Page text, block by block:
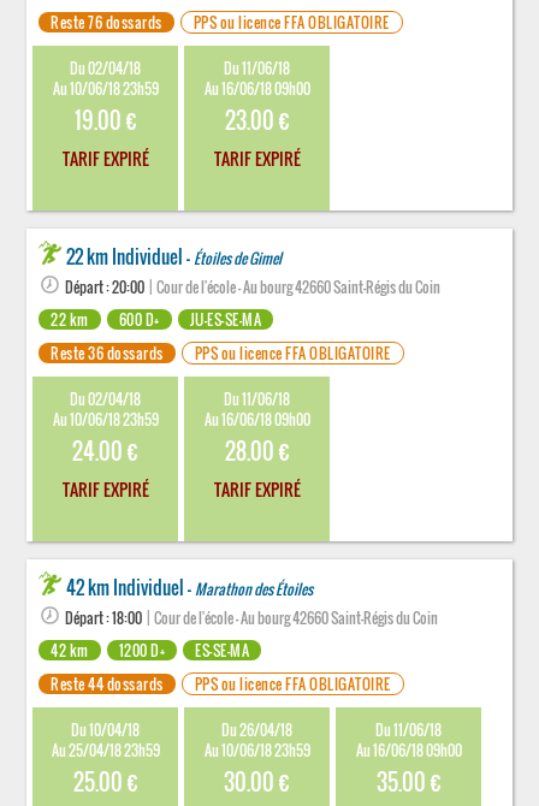
Reste 76 dossards
PPS ou licence FFA OBLIGATOIRE
Du 02/04/18
Au 10/06/18 23h59
19.00 €
TARIF EXPIRÉ
Du 11/06/18
Au 16/06/18 09h00
23.00 €
TARIF EXPIRÉ
22 km Individuel - Étoiles de Gimel
Départ : 20:00 | Cour de l'école - Au bourg 42660 Saint-Régis du Coin
22 km
600 D+
JU-ES-SE-MA
Reste 36 dossards
PPS ou licence FFA OBLIGATOIRE
Du 02/04/18
Au 10/06/18 23h59
24.00 €
TARIF EXPIRÉ
Du 11/06/18
Au 16/06/18 09h00
28.00 €
TARIF EXPIRÉ
42 km Individuel - Marathon des Étoiles
Départ : 18:00 | Cour de l'école - Au bourg 42660 Saint-Régis du Coin
42 km
1200 D+
ES-SE-MA
Reste 44 dossards
PPS ou licence FFA OBLIGATOIRE
Du 10/04/18
Au 25/04/18 23h59
25.00 €
Du 26/04/18
Au 10/06/18 23h59
30.00 €
Du 11/06/18
Au 16/06/18 09h00
35.00 €